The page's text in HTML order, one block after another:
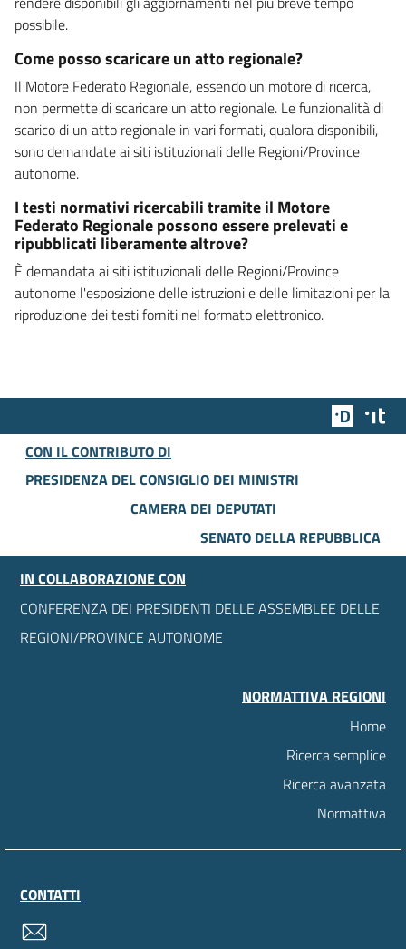
possibile.
Come posso scaricare un atto regionale?
Il Motore Federato Regionale, essendo un motore di ricerca,
non permette di scaricare un atto regionale. Le funzionalità di
scarico di un atto regionale in vari formati, qualora disponibili,
sono demandate ai siti istituzionali delle Regioni/Province
autonome.
I testi normativi ricercabili tramite il Motore
Federato Regionale possono essere prelevati e
ripubblicati liberamente altrove?
È demandata ai siti istituzionali delle Regioni/Province
autonome l'esposizione delle istruzioni e delle limitazioni per la
riproduzione dei testi forniti nel formato elettronico.
Team
CON IL CONTRIBUTO DI
PRESIDENZA DEL CONSIGLIO DEI MINISTRI
CAMERA DEI DEPUTATI
SENATO DELLA REPUBBLICA
IN COLLABORAZIONE CON
CONFERENZA DEI PRESIDENTI DELLE ASSEMBLEE DELLE
REGIONI/PROVINCE AUTONOME
NORMATTIVA REGIONI
Home
Ricerca semplice
Ricerca avanzata
Normattiva
CONTATTI